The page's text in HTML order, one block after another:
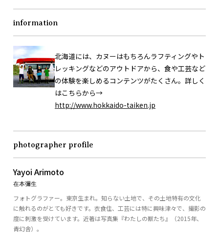
information
北海道には、カヌーはもちろんラフティングやト
レッキングなどのアウトドアから、食や工芸など
の体験を楽しめるコンテンツがたくさん。詳しく
はこちらから→
http://www.hokkaido-taiken.jp
photographer profile
Yayoi Arimoto
在本彌生
フォトグラファー。東京生まれ。知らない土地で、その土地特有の文化
に触れるのがとても好きです。衣食住、工芸には特に興味津々で、撮影の
度に刺激を受けています。近著は写真集『わたしの獣たち』（2015年、
青幻舎）。